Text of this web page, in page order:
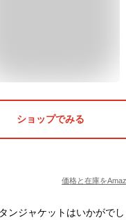
ショップでみる
価格と在庫を
ンジャケットはいかがでし